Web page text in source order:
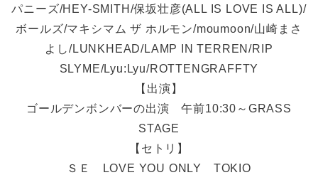
パニーズ/HEY-SMITH/保坂壮彦(ALL IS LOVE IS ALL)/
ボールズ/マキシマム ザ ホルモン/moumoon/山崎まさ
よし/LUNKHEAD/LAMP IN TERREN/RIP
SLYME/Lyu:Lyu/ROTTENGRAFFTY
【出演】
ゴールデンボンバーの出演 午前10:30～GRASS
STAGE
【セトリ】
ＳＥ LOVE YOU ONLY TOKIO